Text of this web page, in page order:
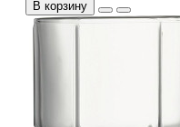
В корзину